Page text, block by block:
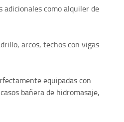
adicionales como alquiler de
arcos, techos con vigas
equipadas con
bañera de hidromasaje,